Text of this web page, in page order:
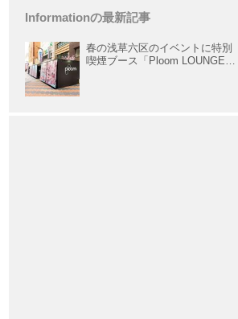
Informationの最新記事
春の浅草六区のイベントに特別
喫煙ブース「Ploom LOUNGE」